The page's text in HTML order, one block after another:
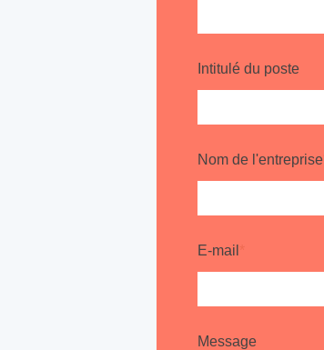
Intitulé du poste
Nom de l'entreprise
E-mail
Message